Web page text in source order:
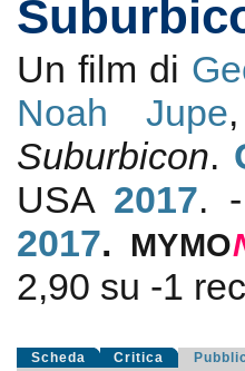
Un film di
Noah Jupe
Suburbicon.
USA 2017.
2017. MYMO
2,90 su -1
Scheda Critica